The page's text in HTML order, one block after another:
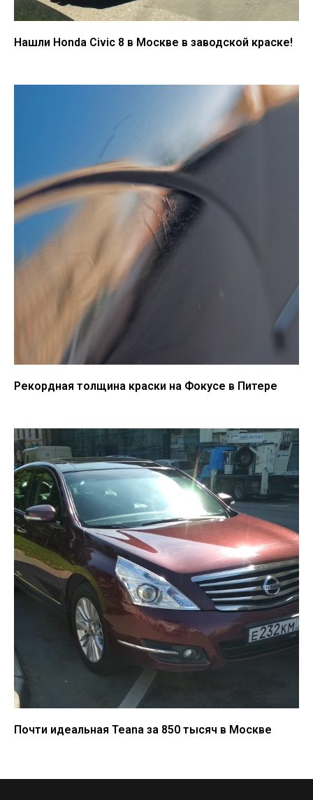
Нашли Honda Civic 8 в Москве в заводской краске!
Рекордная толщина краски на Фокусе в Питере
Почти идеальная Teana за 850 тысяч в Москве